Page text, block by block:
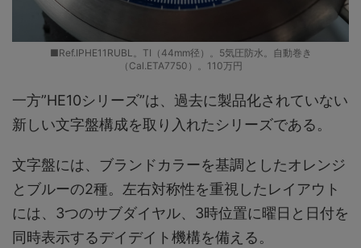
■Ref.IPHE11RUBL。TI（44mm径）。5気圧防水。自動巻き
（Cal.ETA7750）。110万円
一方”HE10シリーズ”は、過去に製品化されていない
新しい文字盤構成を取り入れたシリーズである。
文字盤には、ブランドカラーを基調としたオレンジ
とブルーの2種。左右対称性を重視したレイアウト
には、3つのサブダイヤル、3時位置に曜日と日付を
同時表示するデイデイト機構を備える。